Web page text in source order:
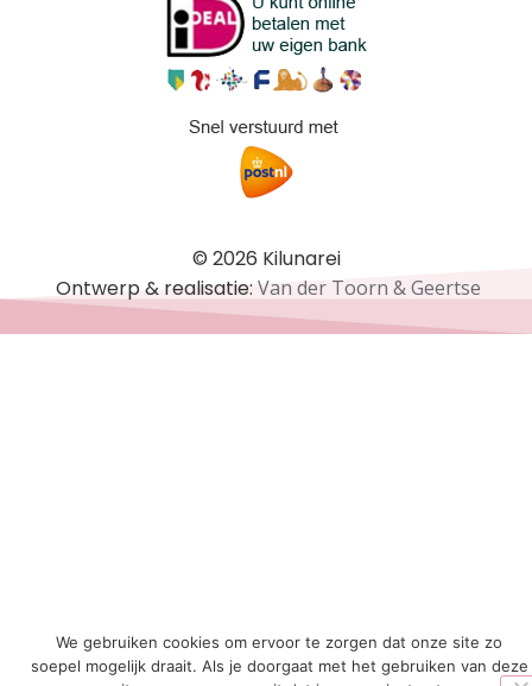
© 2026 Kilunarei
Ontwerp & realisatie:Van der Toorn & Geertse
We gebruiken cookies om ervoor te zorgen dat onze site zo
soepel mogelijk draait. Als je doorgaat met het gebruiken van deze